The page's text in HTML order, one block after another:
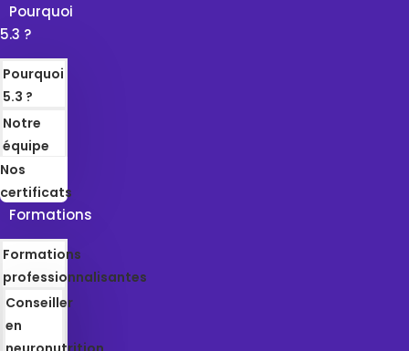
Pourquoi
5.3 ?
Pourquoi
5.3 ?
Notre
équipe
Nos
certificats
Formations
Formations
professionnalisantes
Conseiller
en